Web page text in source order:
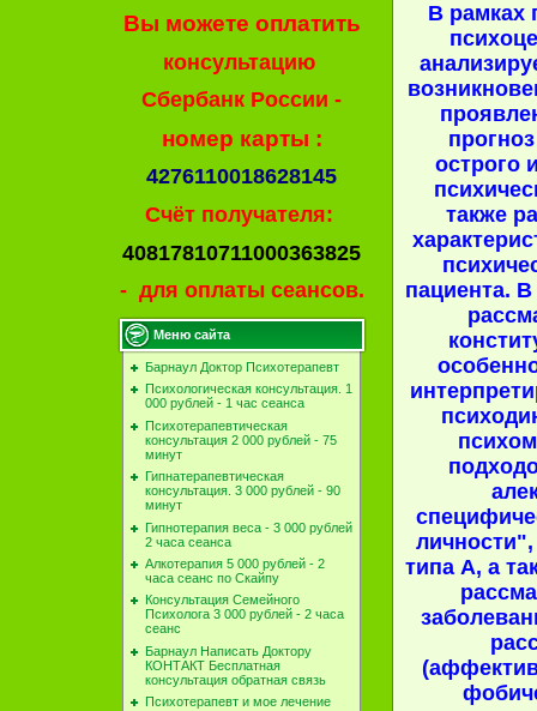
Вы можете оплатить
консультацию
Сбербанк России -
номер карты :
4276110018628145
Счёт получателя:
40817810711000363825
- для оплаты сеансов.
Меню сайта
Барнаул Доктор Психотерапевт
Психологическая консультация. 1
000 рублей - 1 час сеанса
Психотерапевтическая
консультация 2 000 рублей - 75
минут
Гипнатерапевтическая
консультация. 3 000 рублей - 90
минут
Гипнотерапия веса - 3 000 рублей
2 часа сеанса
Алкотерапия 5 000 рублей - 2
часа сеанс по Скайпу
Консультация Семейного
Психолога 3 000 рублей - 2 часа
сеанс
Барнаул Написать Доктору
КОНТАКТ Бесплатная
консультация обратная связь
Психотерапевт и мое лечение
В рамках
острого
также
пациента.
личности",
типа А, а